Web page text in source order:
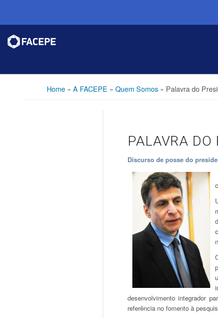
Home» A FACEPE » Quem Somos» Palavra do
PALAVRA DO
Discurso de posse do
desenvolvimento integrador
referência no fomento à